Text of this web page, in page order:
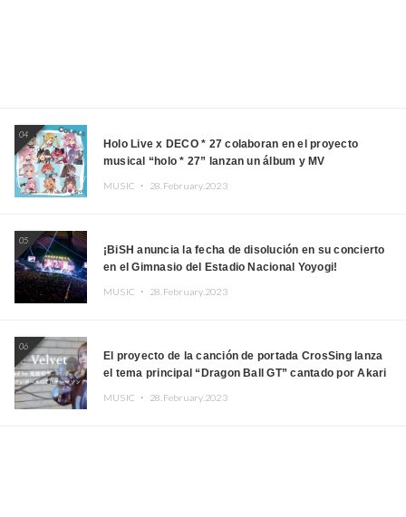
04
Holo Live x DECO * 27 colaboran en el proyecto
musical “holo * 27” lanzan un álbum y MV
MUSIC ・ 28.February.2023
05
¡BiSH anuncia la fecha de disolución en su concierto
en el Gimnasio del Estadio Nacional Yoyogi!
MUSIC ・ 28.February.2023
06
El proyecto de la canción de portada CrosSing lanza
el tema principal “Dragon Ball GT” cantado por Akari
MUSIC ・ 28.February.2023